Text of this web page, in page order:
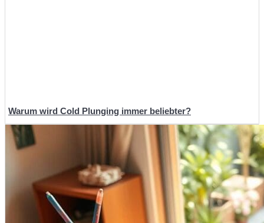
Warum wird Cold Plunging immer beliebter?